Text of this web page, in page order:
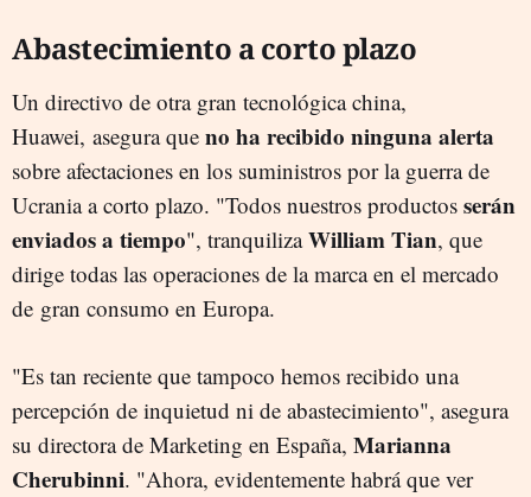
Abastecimiento a corto plazo
Un directivo de otra gran tecnológica china,
Huawei, asegura que no ha recibido ninguna alerta
sobre afectaciones en los suministros por la guerra de
Ucrania a corto plazo. "Todos nuestros productos serán
enviados a tiempo", tranquilizaWilliam Tian, que
dirige todas las operaciones de la marca en el mercado
de gran consumo en Europa.
"Es tan reciente que tampoco hemos recibido una
percepción de inquietud ni de abastecimiento", asegura
su directora de Marketing en España, Marianna
Cherubinni. "Ahora, evidentemente habrá que ver